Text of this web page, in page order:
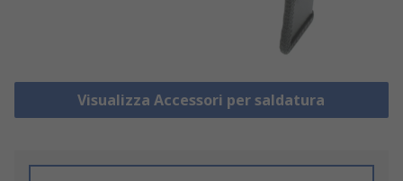
Visualizza Accessori per saldatura